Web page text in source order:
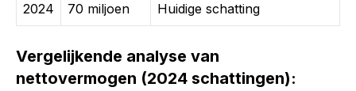
2024 70 miljoen Huidige schatting
Vergelijkende analyse van
nettovermogen (2024 schattingen):